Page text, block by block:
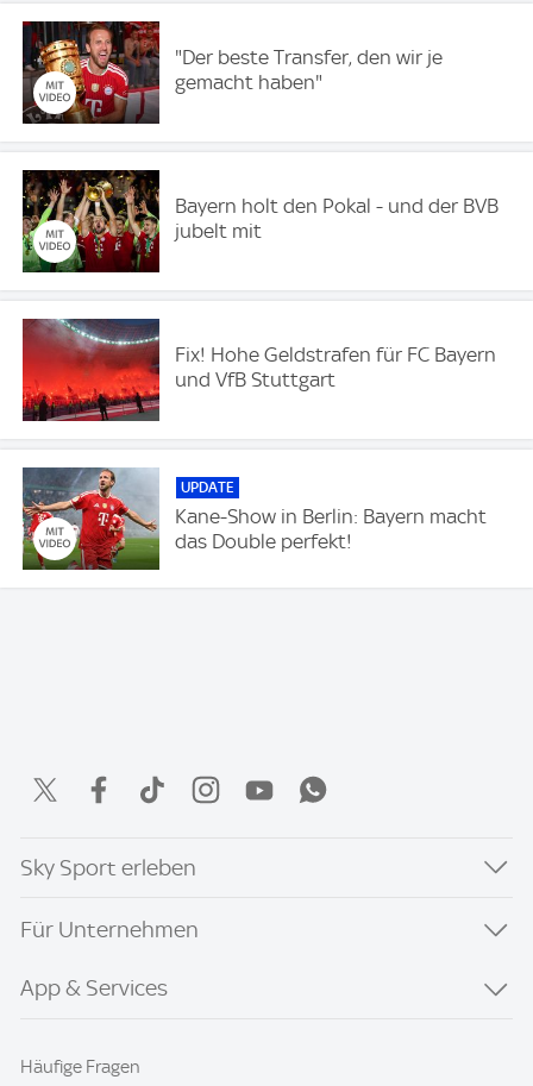
"Der beste Transfer, den wir je
gemacht haben"
Bayern holt den Pokal - und der BVB
jubelt mit
Fix! Hohe Geldstrafen für FC Bayern
und VfB Stuttgart
UPDATE
Kane-Show in Berlin: Bayern macht
das Double perfekt!
Sky Sport erleben
Für Unternehmen
App & Services
Häufige Fragen